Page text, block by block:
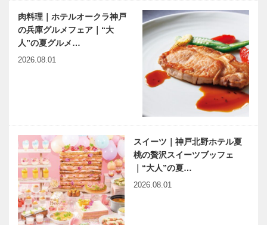
肉料理｜ホテルオークラ神戸
の兵庫グルメフェア｜“大
人”の夏グルメ…
2026.08.01
スイーツ｜神戸北野ホテル夏
桃の贅沢スイーツブッフェ
｜“大人”の夏…
2026.08.01